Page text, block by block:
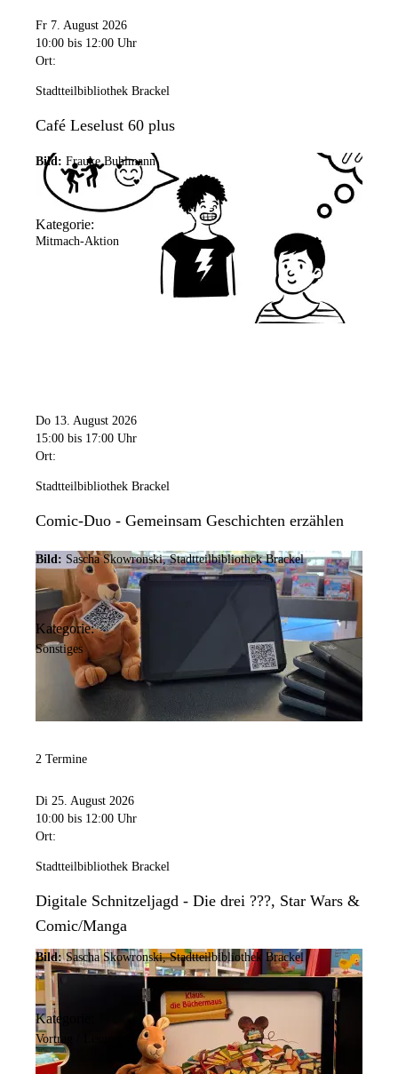
Fr 7. August 2026
10:00 bis 12:00 Uhr
Ort:
Stadtteilbibliothek Brackel
Café Leselust 60 plus
Bild: Frauke Buhlmann
Kategorie:
Mitmach-Aktion
Do 13. August 2026
15:00 bis 17:00 Uhr
Ort:
Stadtteilbibliothek Brackel
Comic-Duo - Gemeinsam Geschichten erzählen
Bild: Sascha Skowronski, Stadtteilbibliothek Brackel
Kategorie:
Sonstiges
2 Termine
Di 25. August 2026
10:00 bis 12:00 Uhr
Ort:
Stadtteilbibliothek Brackel
Digitale Schnitzeljagd - Die drei ???, Star Wars &
Comic/Manga
Bild: Sascha Skowronski, Stadtteilbibliothek Brackel
Kategorie:
Vortrag / Lesung